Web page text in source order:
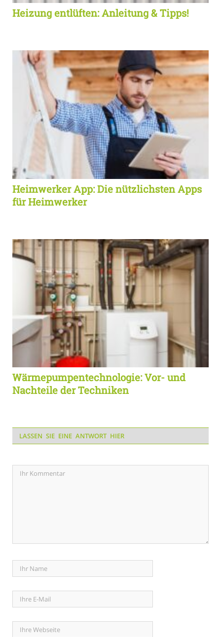
Heizung entlüften: Anleitung & Tipps!
Heimwerker App: Die nützlichsten Apps
für Heimwerker
Wärmepumpentechnologie: Vor- und
Nachteile der Techniken
LASSEN SIE EINE ANTWORT HIER